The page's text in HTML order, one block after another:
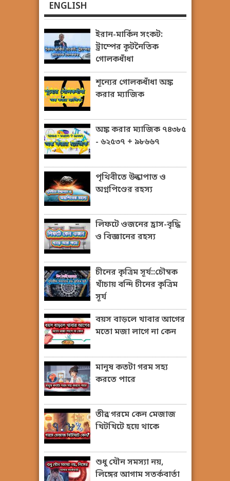
ENGLISH
ইরান-মার্কিন সংকট:
ট্রাম্পের কূটনৈতিক
গোলকধাঁধা
শূন্যের গোলকধাঁধা অঙ্ক
করার ম্যাজিক
অঙ্ক করার ম্যাজিক ৭৪৩৮৫
- ৬২৫৩৭ + ৯৮৬৬৭
পৃথিবীতে উল্কাপাত ও
অগ্নপিণ্ডের রহস্য
লিফটে ওজনের হ্রাস-বৃদ্ধি
ও বিজ্ঞানের রহস্য
চীনের কৃত্রিম সূর্য::চৌম্বক
খাঁচায় বন্দি চীনের কৃত্রিম
সূর্য
বয়স বাড়লে খাবার আগের
মতো মজা লাগে না কেন
মানুষ কতটা গরম সহ্য
করতে পারে
তীব্র গরমে কেন মেজাজ
খিটখিটে হয়ে থাকে
শুধু যৌন সমস্যা নয়,
লিঙ্গের আগাম সতর্কবার্তা